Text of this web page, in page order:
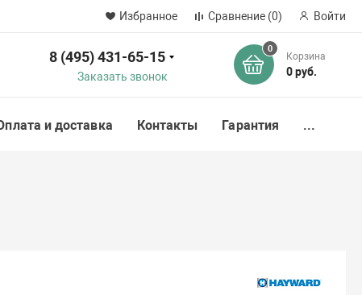
Избранное Сравнение (0) Войти
8 (495) 431-65-15
Заказать звонок
0
Корзина
0 руб.
и доставка Контакты Гарантия ...